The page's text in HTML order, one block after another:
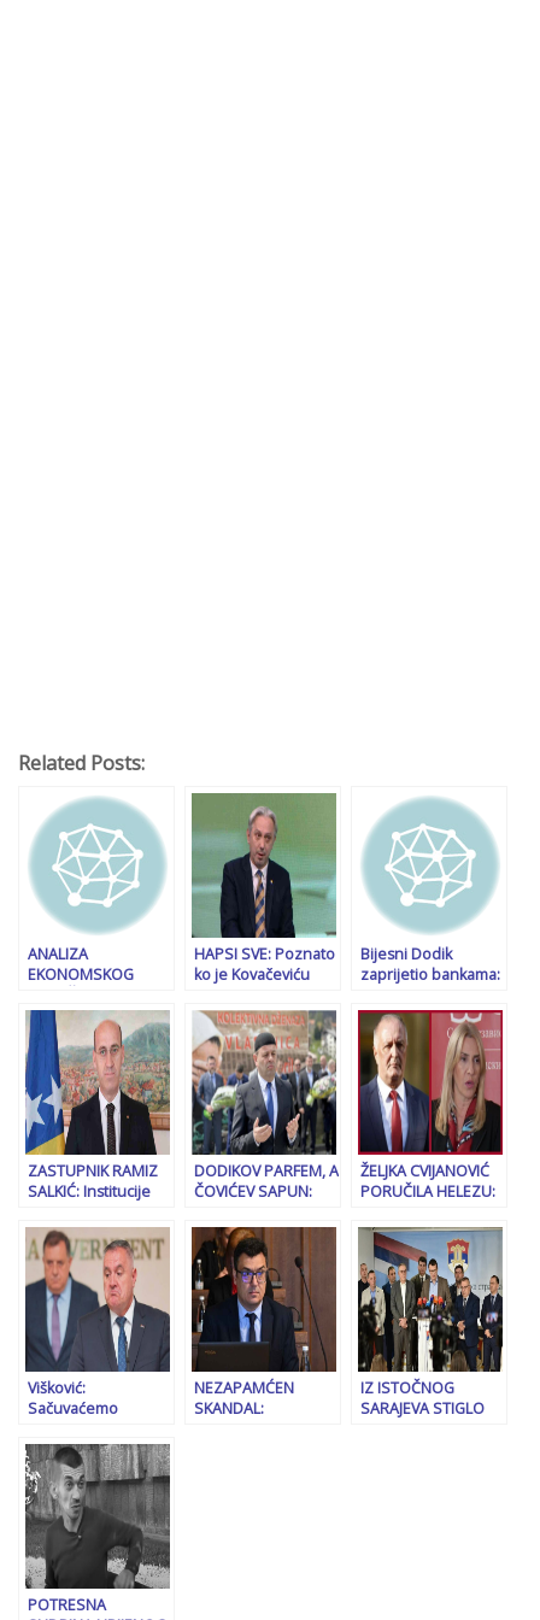
Related Posts:
ANALIZA
EKONOMSKOG
Minimalna plaća
povećana za 381
KM, ali troškovi
doprinosa rastu za
304 KM
HAPSI SVE: Poznato
ko je Kovačeviću
Bijesni Dodik
zaprijetio bankama:
vas zatvaramo!’
ZASTUPNIK RAMIZ
SALKIĆ: Institucije
Hercegovine imaju
pravo i obavezu da
spriječe ulazak u
državu…
DODIKOV PARFEM, A
ČOVIĆEV SAPUN:
smjene (ne)boji
ŽELJKA CVIJANOVIĆ
PORUČILA HELEZU:
ne možeš narediti
Oružanim snagama
BiH”
Višković:
Sačuvaćemo
zavjetovali onima
koji su dali svoje
živote za nju…
NEZAPAMĆEN
SKANDAL:
IZ ISTOČNOG
SARAJEVA STIGLO
POTRESNA